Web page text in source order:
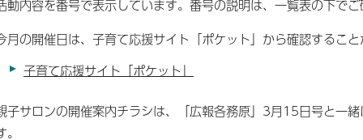
動内容を番号で表示しています。番号の説明は、一覧表の下で
月の開催日は、子育て応援サイト「ポケット」から確認するこ
子育て応援サイト「ポケット」
子サロンの開催案内チラシは、「広報各務原」3月15日号と一
。